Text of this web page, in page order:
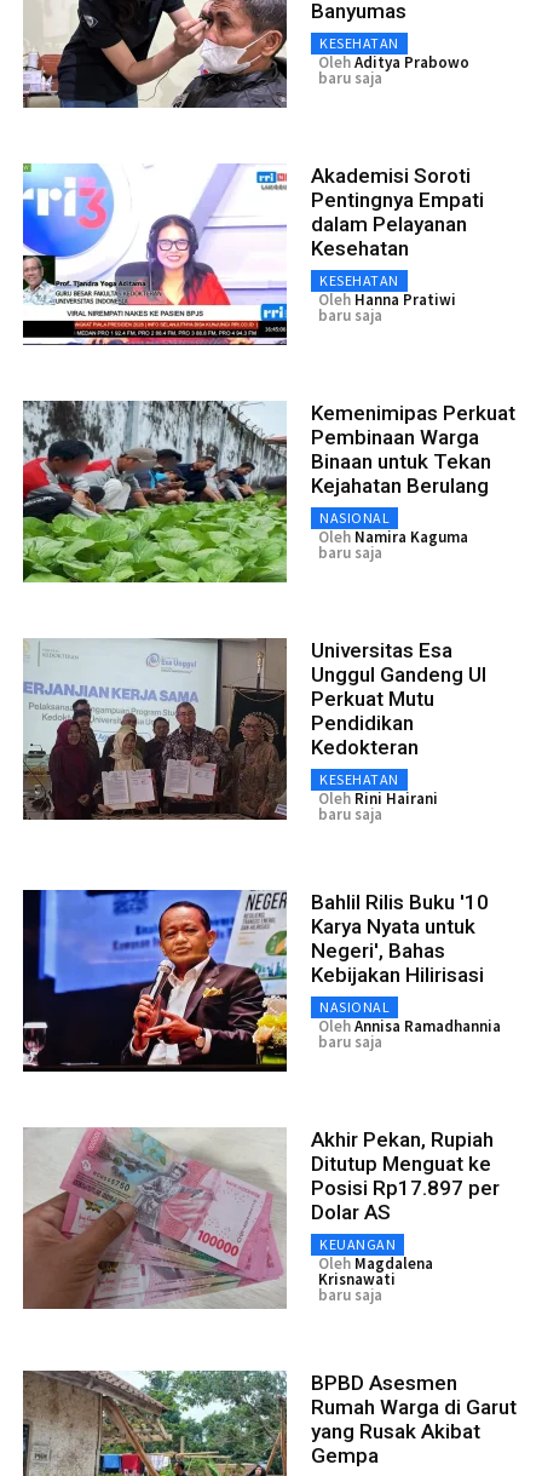
Banyumas
KESEHATAN
OlehAditya Prabowo
baru saja
Akademisi Soroti
Pentingnya Empati
dalam Pelayanan
Kesehatan
KESEHATAN
Oleh Hanna Pratiwi
baru saja
Kemenimipas Perkuat
Pembinaan Warga
Binaan untuk Tekan
Kejahatan Berulang
NASIONAL
Oleh Namira Kaguma
baru saja
Universitas Esa
Unggul Gandeng UI
Perkuat Mutu
Pendidikan
Kedokteran
KESEHATAN
Oleh Rini Hairani
baru saja
Bahlil Rilis Buku '10
Karya Nyata untuk
Negeri', Bahas
Kebijakan Hilirisasi
NASIONAL
OlehAnnisa Ramadhannia
baru saja
Akhir Pekan, Rupiah
Ditutup Menguat ke
Posisi Rp17.897 per
Dolar AS
KEUANGAN
Oleh Magdalena
Krisnawati
baru saja
BPBD Asesmen
Rumah Warga di Garut
yang Rusak Akibat
Gempa